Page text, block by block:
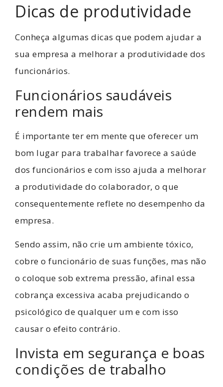
Dicas de produtividade
Conheça algumas dicas que podem ajudar a
sua empresa a melhorar a produtividade dos
funcionários.
Funcionários saudáveis
rendem mais
É importante ter em mente que oferecer um
bom lugar para trabalhar favorece a saúde
dos funcionários e com isso ajuda a melhorar
a produtividade do colaborador, o que
consequentemente reflete no desempenho da
empresa.
Sendo assim, não crie um ambiente tóxico,
cobre o funcionário de suas funções, mas não
o coloque sob extrema pressão, afinal essa
cobrança excessiva acaba prejudicando o
psicológico de qualquer um e com isso
causar o efeito contrário.
Invista em segurança e boas
condições de trabalho